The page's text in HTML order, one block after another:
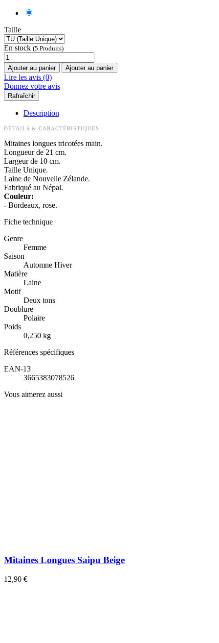
Taille
En stock (5 Produits)
Ajouter au panier Ajouter au panier
Lire les avis (0)
Donnez votre avis
Description
DÉTAILS & CARACTÉRISTIQUES
Mitaines longues tricotées main.
Longueur de 21 cm.
Largeur de 10 cm.
Taille Unique.
Laine de Nouvelle Zélande.
Fabriqué au Népal.
Couleur:
- Bordeaux, rose.
Fiche technique
Genre
Femme
Saison
Automne Hiver
Matière
Laine
Motif
Deux tons
Doublure
Polaire
Poids
0,250 kg
Références spécifiques
EAN-13
3665383078526
Vous aimerez aussi
Mitaines Longues Saipu Beige
12,90 €